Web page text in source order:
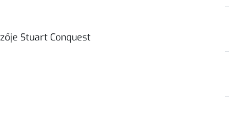
Stuart Conquest